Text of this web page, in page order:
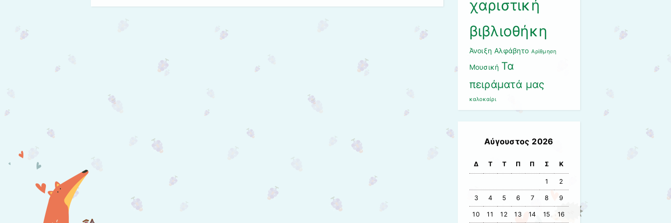
χαριστική
βιβλιοθήκη
Άνοιξη Αλφάβητο Αρίθμηση
Μουσική Τα
πειράματά μας
καλοκαίρι
Αύγουστος 2026
Δ Τ Τ Π Π Σ Κ
1 2
3 4 5 6 7 8 9
10 11 12 13 14 15 16